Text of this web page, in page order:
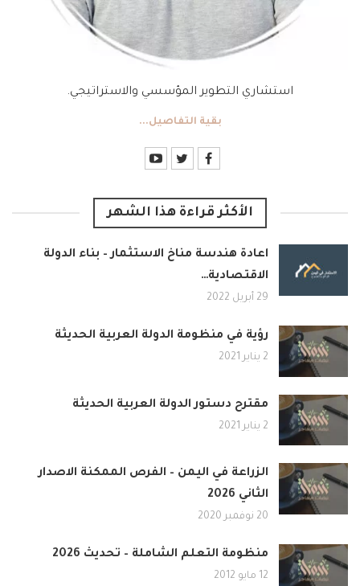
استشاري التطوير المؤسسي والاستراتيجي.
بقية التفاصيل...
الأكثر قراءة هذا الشهر
اعادة هندسة مناخ الاستثمار – بناء الدولة
الاقتصادية…
29 أبريل 2022
رؤية في منظومة الدولة العربية الحديثة
2 يناير 2021
مقترح دستور الدولة العربية الحديثة
2 يناير 2021
الزراعة في اليمن – الفرص الممكنة الاصدار
الثاني 2026
20 نوفمبر 2020
منظومة التعلم الشاملة – تحديث 2026
12 مايو 2012